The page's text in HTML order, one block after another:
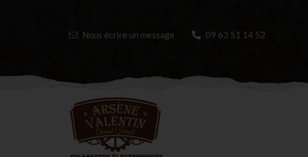
Nous écrire un message 09 63 51 14 52